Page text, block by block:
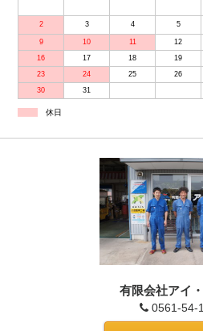
2 3 4 5
9 10 11 12
16
17 18 19
23
24 25 26
30
31
休日
有限会社アイ
0561-54-